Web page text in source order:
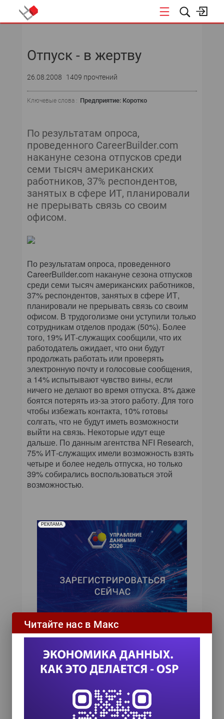
Отпуск - в жертву
26.08.2008 1409 прочтений
Ключевые слова : Предприятие: Коротко
По результатам опроса,
проведенного CareerBuilder.com
накануне сезона отпусков среди
семи тысяч американских
работников, 37% респондентов,
занятых в сфере ИТ, планировали
не прерывать связь со своим
офисом.
По результатам опроса, проведенного
CareerBuilder.com накануне сезона отпусков
среди семи тысяч американских работников,
37% респондентов, занятых в сфере ИТ,
планировали не прерывать связь со своим
офисом. В трудоголизме они уступили только
сотрудникам отделов продаж (50%). Более
того, 19% ИТ-служащих сообщили, что их
работодатель ожидает, что они будут
продолжать работать или проверять
электронную почту и голосовые сообщения,
а 14% испытывают чувство вины, если
ничего не делают во время отпуска. 8% даже
боятся потерять из-за этого работу. Для того
чтобы избежать контакта, 10% готовы
солгать, что не будут иметь возможности
выйти на связь. Некоторые идут еще
дальше. По данным агентства NFI Research,
75% ИТ-служащих имели возможность взять
четыре и более недель отпуска, но только
39% собирались воспользоваться этой
возможностью.
РЕКЛАМА
III Международный технологический конгресс
TEAM LEAD TODAY 2026
10 сентября 2026
Читайте нас в Макс